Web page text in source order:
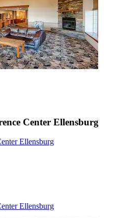
Center Ellensburg
Ellensburg
Ellensburg